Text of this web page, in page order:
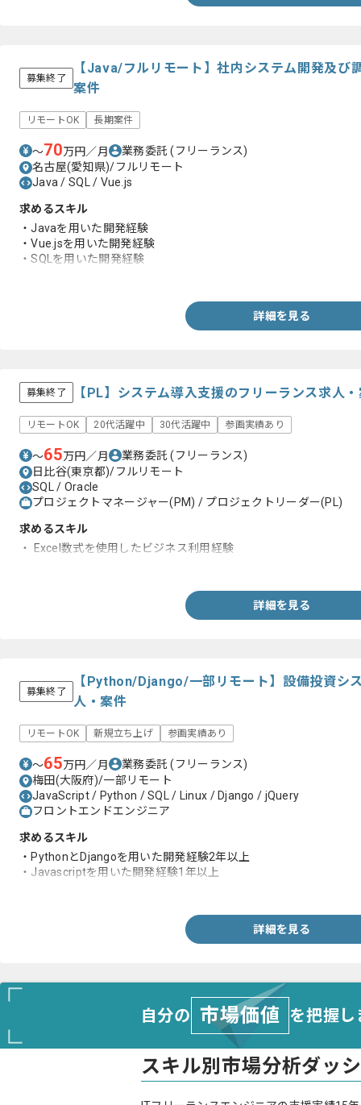
募集終了
【Java/フルリモート】社内システム開発及び
案件
リモートOK 長期案件
〜70万円／月 業務委託(フリーランス)
名古屋(愛知県)/フルリモート
Java / SQL / Vue.js
求めるスキル
・Javaを用いた開発経験
・Vue.jsを用いた開発経験
・SQLを用いた開発経験
詳細を見る
募集終了 【PL】システム導入支援のフリーランス求人
リモートOK 20代活躍中 30代活躍中 参画実績あり
〜65万円／月 業務委託(フリーランス)
日比谷(東京都)/フルリモート
SQL / Oracle
プロジェクトマネージャー(PM) / プロジェクトリーダー(PL)
求めるスキル
・ Excel数式を使用したビジネス利用経験
詳細を見る
募集終了
【Python/Django/一部リモート】設備投資シ
人・案件
リモートOK 新規立ち上げ 参画実績あり
〜65万円／月 業務委託(フリーランス)
梅田(大阪府)/一部リモート
JavaScript / Python / SQL / Linux / Django / jQuery
フロントエンドエンジニア
求めるスキル
・PythonとDjangoを用いた開発経験2年以上
・Javascriptを用いた開発経験1年以上
詳細を見る
自分の 市場価値 を把握
スキル別市場分析ダッ